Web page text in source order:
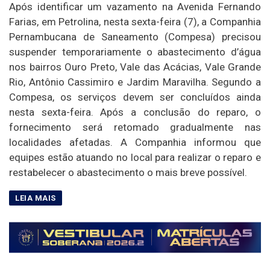
Após identificar um vazamento na Avenida Fernando
Farias, em Petrolina, nesta sexta-feira (7), a Companhia
Pernambucana de Saneamento (Compesa) precisou
suspender temporariamente o abastecimento d’água
nos bairros Ouro Preto, Vale das Acácias, Vale Grande
Rio, Antônio Cassimiro e Jardim Maravilha. Segundo a
Compesa, os serviços devem ser concluídos ainda
nesta sexta-feira. Após a conclusão do reparo, o
fornecimento será retomado gradualmente nas
localidades afetadas. A Companhia informou que
equipes estão atuando no local para realizar o reparo e
restabelecer o abastecimento o mais breve possível.